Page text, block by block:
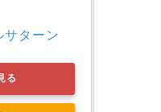
サターン
る